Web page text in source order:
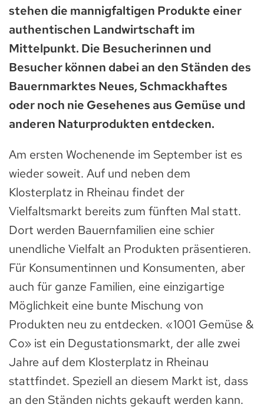
stehen die mannigfaltigen Produkte einer
authentischen Landwirtschaft im
Mittelpunkt. Die Besucherinnen und
Besucher können dabei an den Ständen des
Bauernmarktes Neues, Schmackhaftes
oder noch nie Gesehenes aus Gemüse und
anderen Naturprodukten entdecken.
Am ersten Wochenende im September ist es
wieder soweit. Auf und neben dem
Klosterplatz in Rheinau findet der
Vielfaltsmarkt bereits zum fünften Mal statt.
Dort werden Bauernfamilien eine schier
unendliche Vielfalt an Produkten präsentieren.
Für Konsumentinnen und Konsumenten, aber
auch für ganze Familien, eine einzigartige
Möglichkeit eine bunte Mischung von
Produkten neu zu entdecken. «1001 Gemüse &
Co» ist ein Degustationsmarkt, der alle zwei
Jahre auf dem Klosterplatz in Rheinau
stattfindet. Speziell an diesem Markt ist, dass
an den Ständen nichts gekauft werden kann.